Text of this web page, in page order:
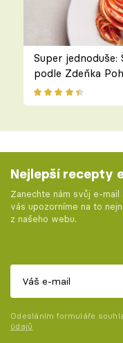
Super
podle Zdeňka
Nejlepší recepty
Zanechte nám svůj e-
vás upozorníme na to
z našeho webu.
Odesláním formuláře
údajů